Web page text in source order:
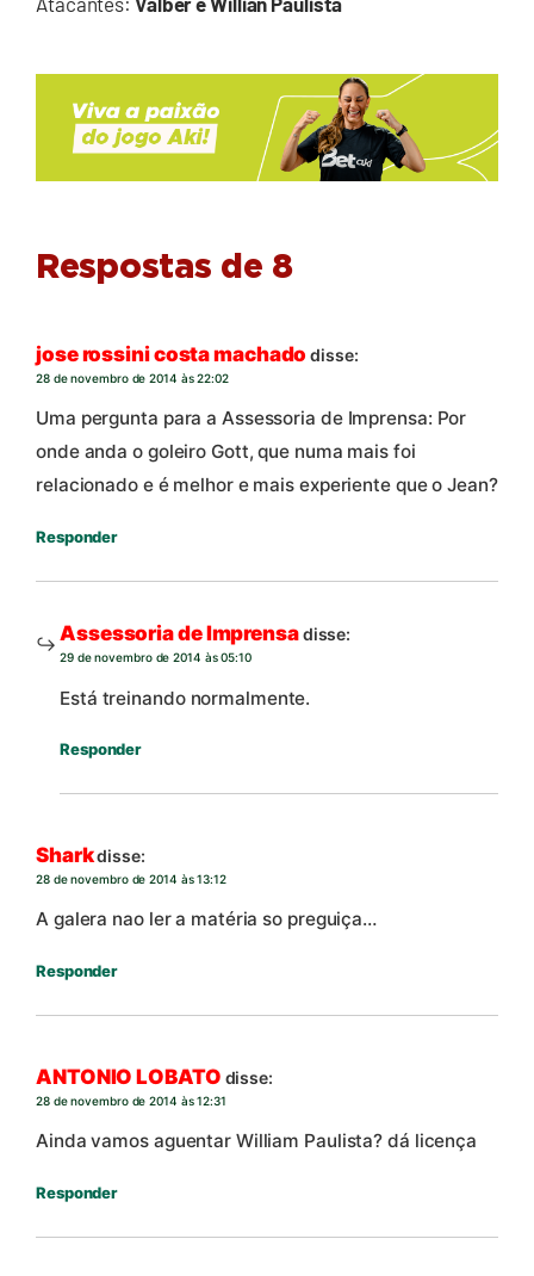
Respostas de 8
jose rossini costa machado disse:
28 de novembro de 2014 às 22:02
Uma pergunta para a Assessoria de Imprensa: Por
onde anda o goleiro Gott, que numa mais foi
relacionado e é melhor e mais experiente que o Jean?
Responder
Assessoria de Imprensadisse:
29 de novembro de 2014 às 05:10
Está treinando normalmente.
Responder
Sharkdisse:
28 de novembro de 2014 às 13:12
A galera nao ler a matéria so preguiça…
Responder
ANTONIO LOBATO disse:
28 de novembro de 2014 às 12:31
Ainda vamos aguentar William Paulista? dá licença
Responder